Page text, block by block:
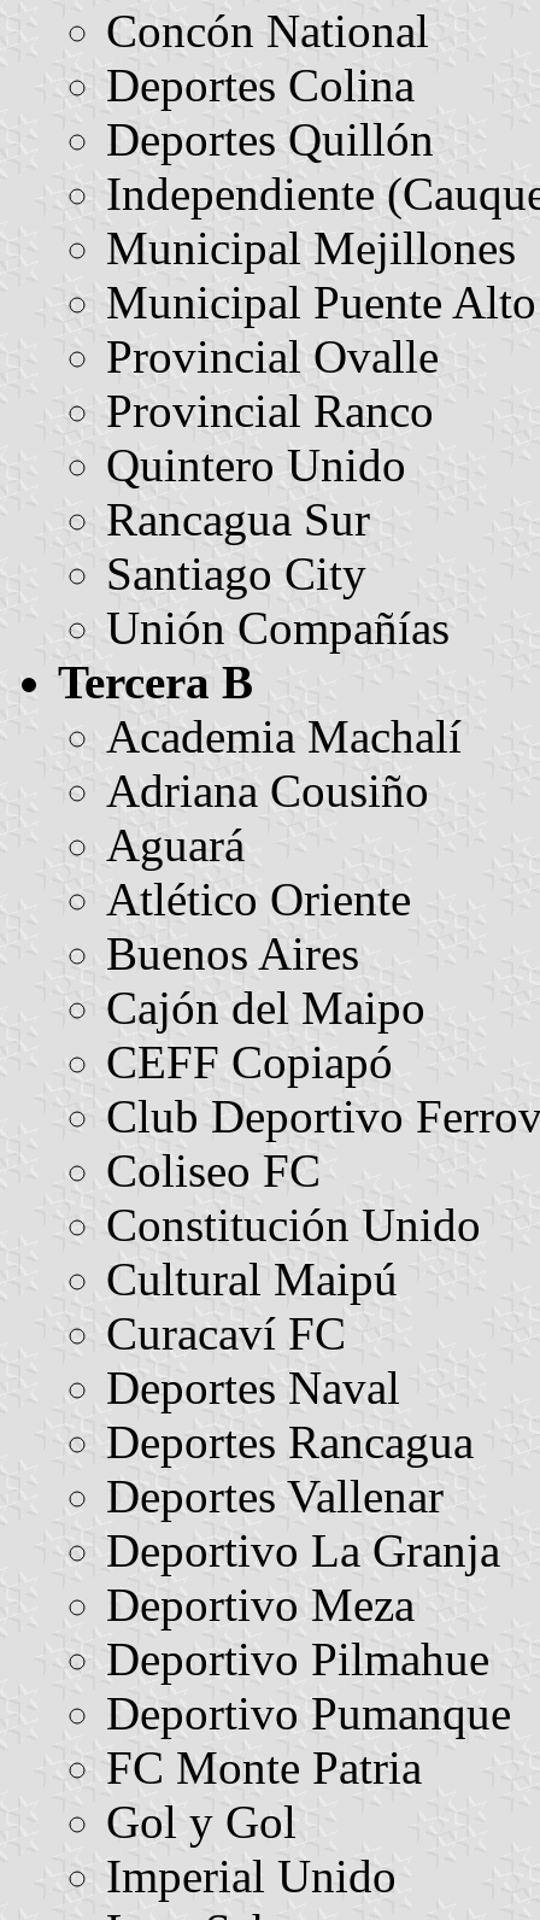
Concón National
Deportes Colina
Deportes Quillón
Independiente
Municipal Mejillones
Municipal Puente Alto
Provincial Ovalle
Provincial Ranco
Quintero Unido
Rancagua Sur
Santiago City
Unión Compañías
Tercera B
Academia Machalí
Adriana Cousiño
Aguará
Atlético Oriente
Buenos Aires
Cajón del Maipo
CEFF Copiapó
Club Deportivo
Coliseo FC
Constitución Unido
Cultural Maipú
Curacaví FC
Deportes Naval
Deportes Rancagua
Deportes Vallenar
Deportivo La Granja
Deportivo Meza
Deportivo Pilmahue
Deportivo Pumanque
FC Monte Patria
Gol y Gol
Imperial Unido